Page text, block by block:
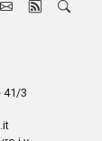
41/3